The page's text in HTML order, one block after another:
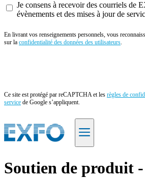
Je consens à recevoir des courriels de
évènements et des mises à jour de
En livrant vos renseignements personnels, vous
sur la confidentialité des données des utilisateurs.
Ce site est protégé par reCAPTCHA et les règles de
service de Google s’appliquent.
FR
Soutien de produit